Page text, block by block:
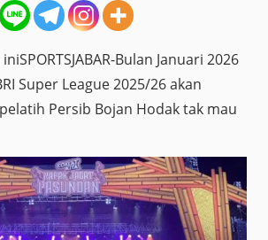
Bulan Januari 2026
Super League 2025/26 akan
Persib Bojan Hodak tak mau